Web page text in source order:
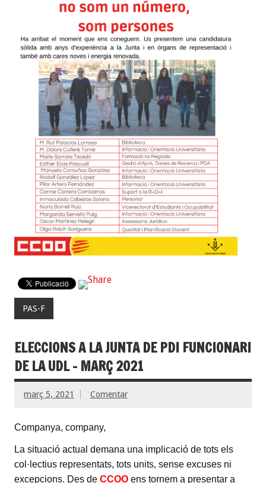
PAS-F
ELECCIONS A LA JUNTA DE PDI FUNCIONARI
DE LA UDL – MARÇ 2021
març 5, 2021 Comentar
Companya, company,
La situació actual demana una implicació de tots els
col·lectius representats, tots units, sense excuses ni
excepcions. Des de CCOO ens tornem a presentar a